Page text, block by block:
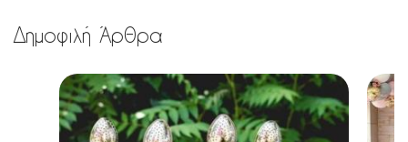
Δημοφιλή Άρθρα